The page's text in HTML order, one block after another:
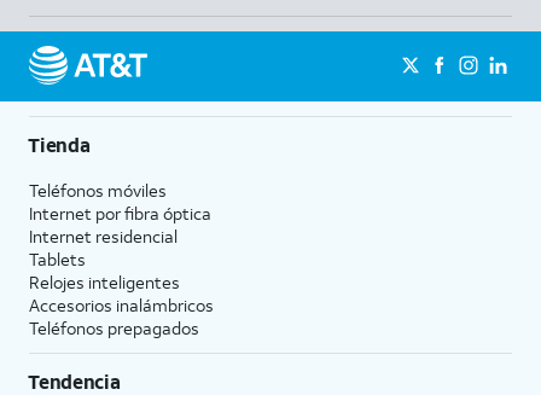
Tienda
Teléfonos móviles
Internet por fibra óptica
Internet residencial
Tablets
Relojes inteligentes
Accesorios inalámbricos
Teléfonos prepagados
Tendencia